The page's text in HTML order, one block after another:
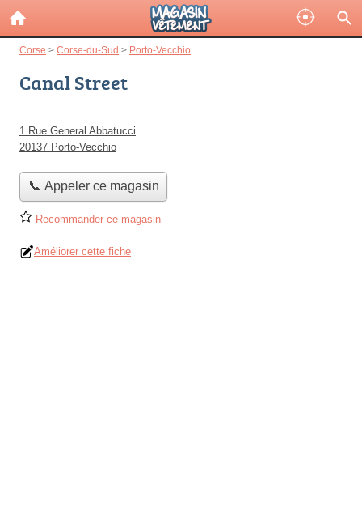
Corse > Corse-du-Sud > Porto-Vecchio
Canal Street
1 Rue General Abbatucci
20137 Porto-Vecchio
📞 Appeler ce magasin
Recommander ce magasin
Améliorer cette fiche